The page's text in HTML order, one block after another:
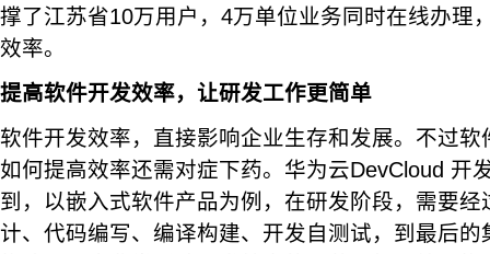
撑了江苏省10万用户，4万单位业务同时在线办理
效率。
提高软件开发效率，让研发工作更简单
软件开发效率，直接影响企业生存和发展。不过
如何提高效率还需对症下药。华为云DevCloud 开
到，以嵌入式软件产品为例，在研发阶段，需要
计、代码编写、编译构建、开发自测试，到最后